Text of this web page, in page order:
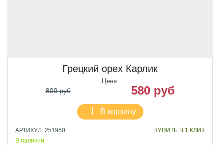
Грецкий орех Карлик
Цена:
800 руб 580 руб
В корзину
АРТИКУЛ: 251950
КУПИТЬ В 1 КЛИК
В наличии